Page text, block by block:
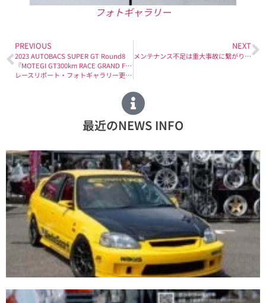
フォトギャラリー
PREVIOUS
2023 AUTOBACS SUPER GT Round8
『MOTEGI GT300km RACE GRAND FINAL』
レースリポート・フォトギャラリー更新！
NEXT
メンテナンス不足は重大事故に繋がります！
最近のNEWS INFO